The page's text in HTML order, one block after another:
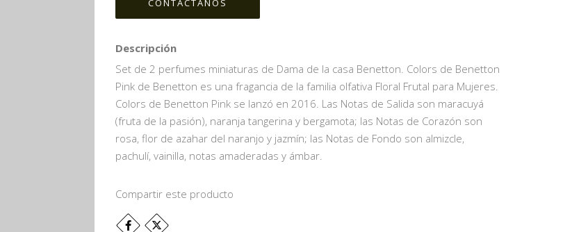
Descripción
Set de 2 perfumes miniaturas de Dama de la casa Benetton. Colors de Benetton
Pink de Benetton es una fragancia de la familia olfativa Floral Frutal para Mujeres.
Colors de Benetton Pink se lanzó en 2016. Las Notas de Salida son maracuyá
(fruta de la pasión), naranja tangerina y bergamota; las Notas de Corazón son
rosa, flor de azahar del naranjo y jazmín; las Notas de Fondo son almizcle,
pachulí, vainilla, notas amaderadas y ámbar.
Compartir este producto